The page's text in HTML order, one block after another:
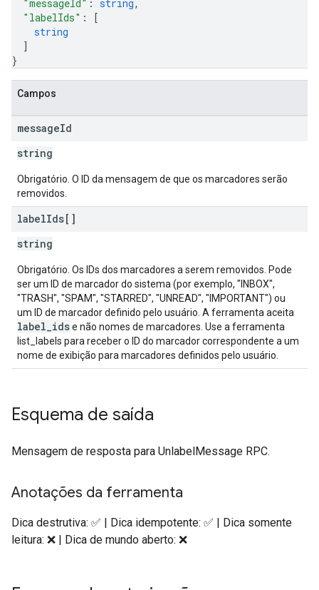
"messageId" : string,
"labelIds" :
[
string
]
}
Campos
messageId
string
Obrigatório. O ID da mensagem de que os marcadores serão
removidos.
labelIds[]
string
Obrigatório. Os IDs dos marcadores a serem removidos. Pode
ser um ID de marcador do sistema (por exemplo, "INBOX",
"TRASH", "SPAM", "STARRED", "UNREAD", "IMPORTANT") ou
um ID de marcador definido pelo usuário. A ferramenta aceita
label_idse não nomes de marcadores. Use a ferramenta
list_labels para receber o ID do marcador correspondente a um
nome de exibição para marcadores definidos pelo usuário.
Esquema de saída
Mensagem de resposta para UnlabelMessage RPC.
Anotações da ferramenta
Dica destrutiva: ✅ | Dica idempotente: ✅ | Dica somente
leitura: ❌ | Dica de mundo aberto: ❌